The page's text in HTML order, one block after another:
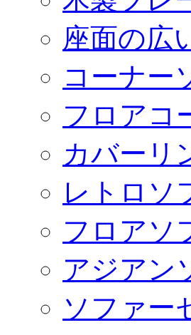
座面の広
コーナー
フロアコ
カバーリ
レトロソ
フロアソ
アジアン
ソファー